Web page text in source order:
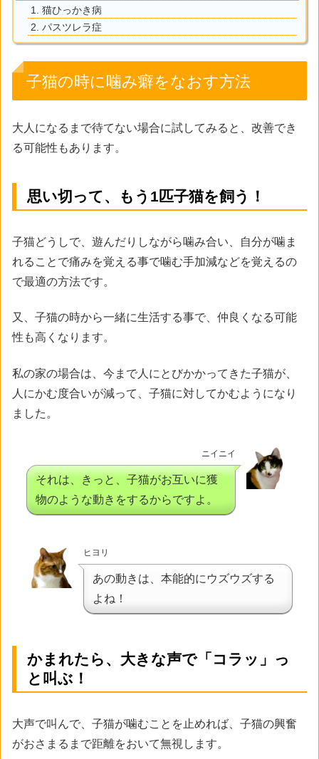
猫ひっかき病
パスツレラ症
子猫の時に噛み癖をなおす方法
大人になるまで待てない場合に試してみると、改善でき
る可能性もあります。
思い切って、もう1匹子猫を飼う！
子猫どうしで、遊んだりしながら噛み合い、自分が噛ま
れることで痛みを覚える事で噛む手加減などを覚えるの
で最適の方法です。
又、子猫の時から一緒に生活する事で、仲良くなる可能
性も高くなります。
私の家の場合は、今まで人にとびかかってきた子猫が、
人にかむ度合いが減って、子猫に対してかむようになり
ました。
ニイニイ
それは、きっと、子猫がお互いに獲
物のような動きをするからですよ。
ヒヨリ
あの動きは、本能的にウズウズする
よね！
かまれたら、大きな声で「コラッ」っ
と叫ぶ！
大声で叫んで、子猫が噛むことを止めれば、子猫の興奮
がおさまるまで距離をおいて無視します。